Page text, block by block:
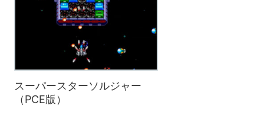
スーパースターソルジャー
（PCE版）